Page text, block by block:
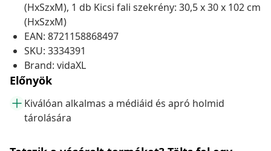
(HxSzxM), 1 db Kicsi fali szekrény: 30,5 x 30 x 102 cm
(HxSzxM)
EAN: 8721158868497
SKU: 3334391
Brand: vidaXL
Előnyök
Kiválóan alkalmas a médiáid és apró holmid
tárolására